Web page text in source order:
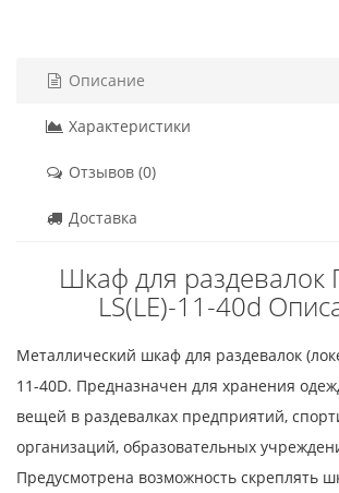
Описание
Характеристики
Отзывов (0)
Доставка
Шкаф для раздевалок
LS(LE)-11-40d
Металлический шкаф для раздевалок
11-40D. Предназначен для хранения
вещей в раздевалках предприятий,
организаций, образовательных
Предусмотрена возможность скреплять